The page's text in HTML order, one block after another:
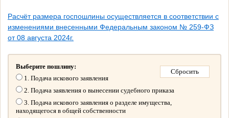
Расчёт размера госпошлины осуществляется в соответствии с
изменениями внесенными Федеральным законом № 259-ФЗ
от 08 августа 2024г.
Выберите пошлину:
1. Подача искового заявления
2. Подача заявления о вынесении судебного приказа
3. Подача искового заявления о разделе имущества,
находящегося в общей собственности